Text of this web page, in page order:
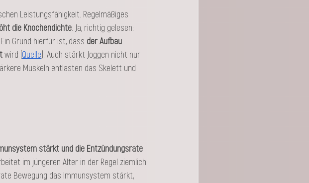
Leistungsfähigkeit. Regelmäßiges
die Knochendichte. Ja, richtig gelesen:
Grund hierfür ist, dass der Aufbau
wird (Quelle). Auch stärkt Joggen nicht nur
Muskeln entlasten das Skelett und
stärkt und die Entzündungsrate
im jüngeren Alter in der Regel ziemlich
Bewegung das Immunsystem stärkt,